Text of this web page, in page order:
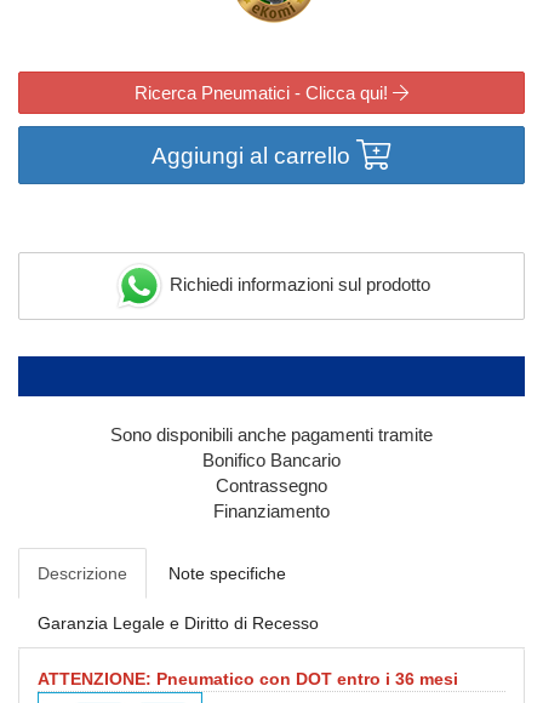
Ricerca Pneumatici - Clicca qui!
Aggiungi al carrello
Richiedi informazioni sul prodotto
Sono disponibili anche pagamenti tramite
Bonifico Bancario
Contrassegno
Finanziamento
Descrizione Note specifiche
Garanzia Legale e Diritto di Recesso
ATTENZIONE: Pneumatico con DOT entro i 36 mesi